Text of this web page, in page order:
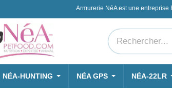
Armurerie NéA est une entreprise
NÉA-HUNTING NÉA GPS NÉA-22LR